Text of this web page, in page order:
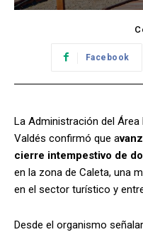
Facebook
La Administración del
Valdés confirmó que a
cierre intempestivo de
en la zona de Caleta, una
en el sector turístico y
Desde el organismo